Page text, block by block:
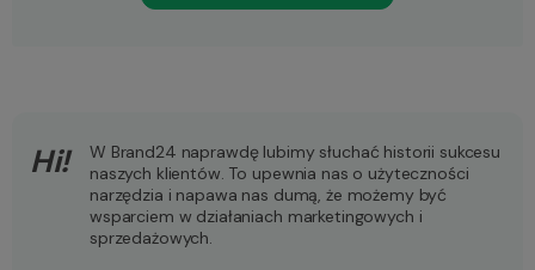
Hi!
W Brand24 naprawdę lubimy słuchać historii sukcesu
naszych klientów. To upewnia nas o użyteczności
narzędzia i napawa nas dumą, że możemy być
wsparciem w działaniach marketingowych i
sprzedażowych.